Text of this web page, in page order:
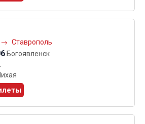
→ Ставрополь
Богоявленск